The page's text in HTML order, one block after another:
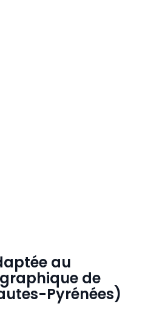
au
de
Pyrénées)